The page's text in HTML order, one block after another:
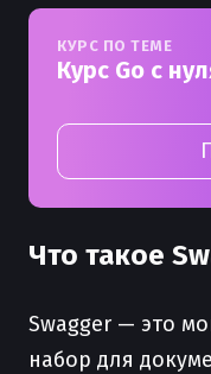
КУРС ПО ТЕМЕ
Курс Go с
Что такое
Swagger — это
набор для